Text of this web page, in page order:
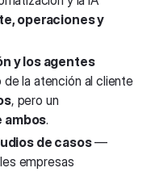
operaciones y
y los agentes
la atención al cliente
, pero un
ambos.
de casos—
empresas